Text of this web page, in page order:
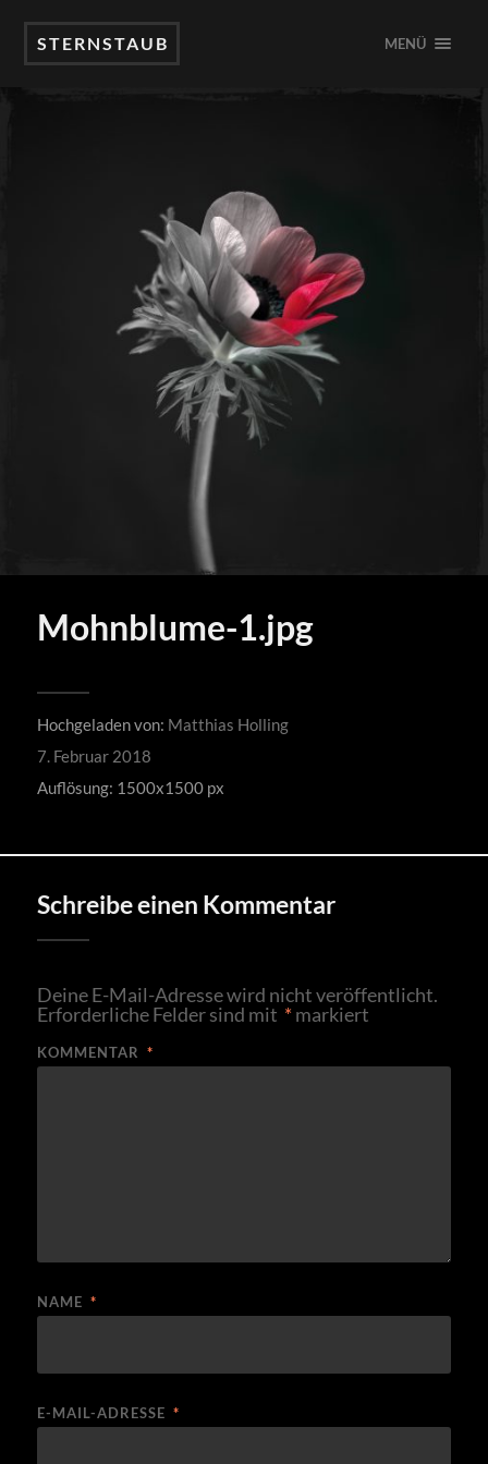
STERNSTAUB MENÜ
Mohnblume-1.jpg
Hochgeladen von: Matthias Holling
7. Februar 2018
Auflösung: 1500x1500 px
Schreibe einen Kommentar
Deine E-Mail-Adresse wird nicht veröffentlicht.
Erforderliche Felder sind mit *markiert
KOMMENTAR *
NAME *
E-MAIL-ADRESSE *